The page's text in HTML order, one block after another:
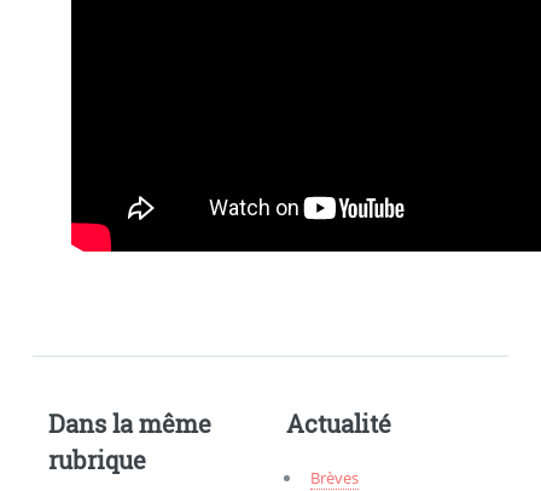
Dans la même
rubrique
Actualité
Brèves